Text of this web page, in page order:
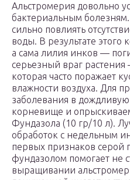
Альстромерия довольно
бактериальным
сильно повлиять
воды. В результате этого
а сама лилия инков —
серьезный враг растения
которая часто поражает
влажности воздуха. Для
заболевания в
корневище и
Фундазола (10 гр/10 л).
обработок с недельным
первых признаков серой
фундазолом помогает не
выращивании